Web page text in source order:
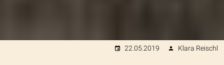
22.05.2019 Klara Reischl